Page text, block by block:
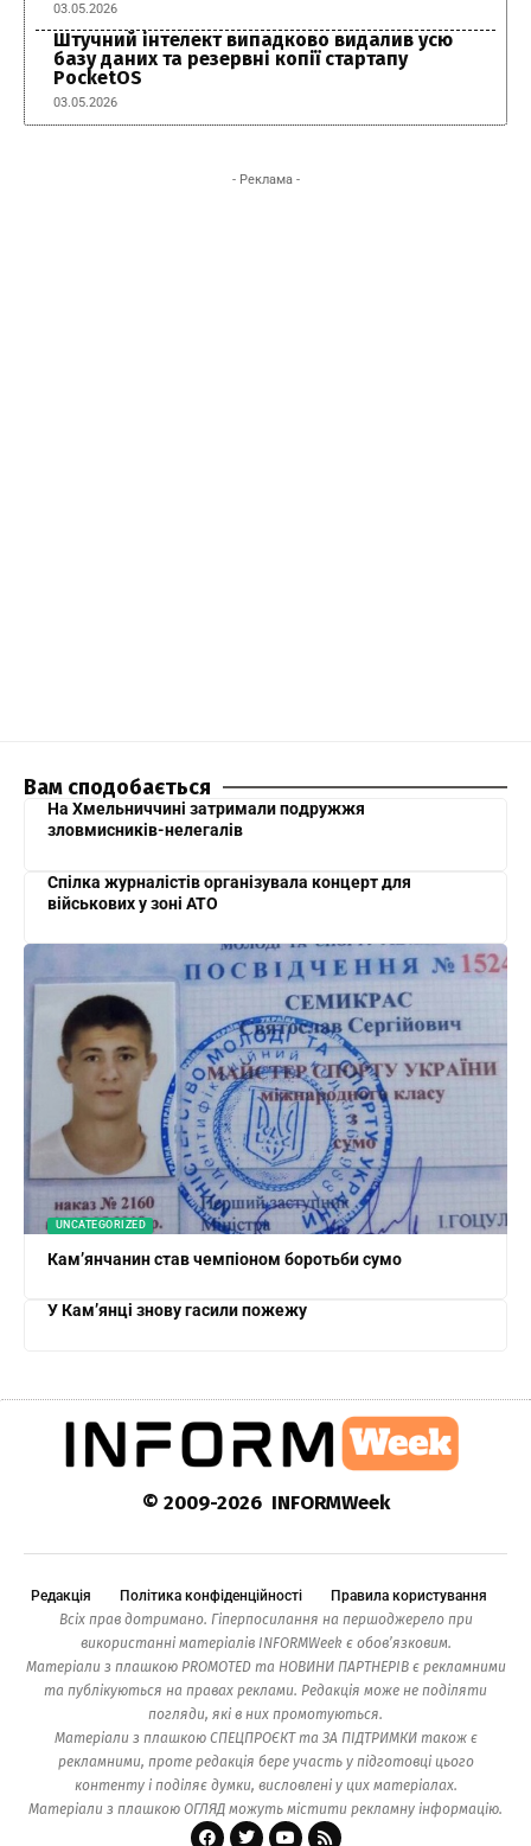
03.05.2026
Штучний інтелект випадково видалив усю
базу даних та резервні копії стартапу
PocketOS
03.05.2026
- Реклама -
Вам сподобається
На Хмельниччині затримали подружжя
зловмисників-нелегалів
Спілка журналістів організувала концерт для
військових у зоні АТО
UNCATEGORIZED
Кам’янчанин став чемпіоном боротьби сумо
У Кам’янці знову гасили пожежу
© 2009-2026 INFORMWeek
Редакція Політика конфіденційності
Правила користування
Всіх прав дотримано. Гіперпосилання на першоджерело при
використанні матеріалів INFORMWeek є обов’язковим.
Матеріали з плашкою PROMOTED та НОВИНИ ПАРТНЕРІВ є рекламними
та публікуються на правах реклами. Редакція може не поділяти
погляди, які в них промотуються.
Матеріали з плашкою СПЕЦПРОЄКТ та ЗА ПІДТРИМКИ також є
рекламними, проте редакція бере участь у підготовці цього
контенту і поділяє думки, висловлені у цих матеріалах.
Матеріали з плашкою ОГЛЯД можуть містити рекламну інформацію.